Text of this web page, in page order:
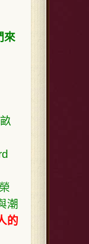
來
潮
的